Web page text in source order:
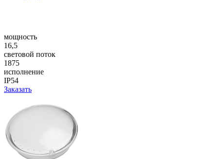
мощность
16,5
световой поток
1875
исполнение
IP54
Заказать